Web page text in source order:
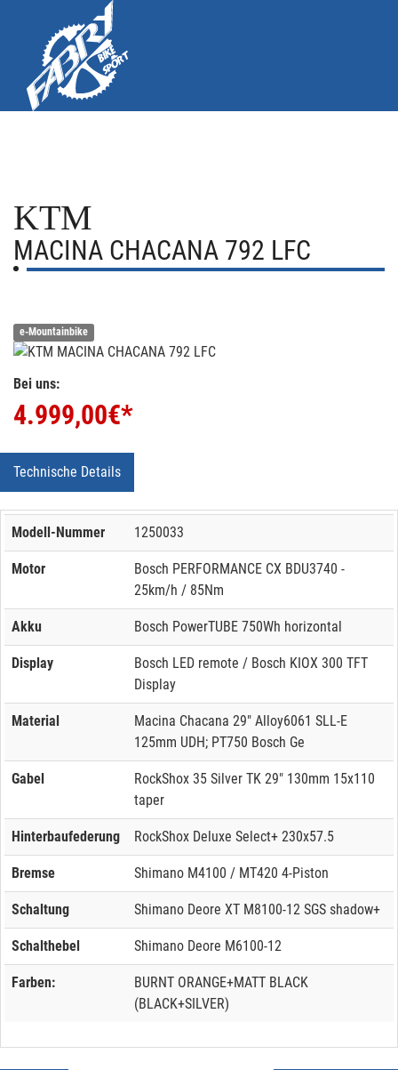
KTM
MACINA CHACANA 792 LFC
e-Mountainbike
Bei uns:
4.999,00€*
Technische Details
Modell-Nummer 1250033
Motor
Bosch PERFORMANCE CX BDU3740 -
25km/h / 85Nm
Akku Bosch PowerTUBE 750Wh horizontal
Display
Bosch LED remote / Bosch KIOX 300 TFT
Display
Material
Macina Chacana 29" Alloy6061 SLL-E
125mm UDH; PT750 Bosch Ge
Gabel
RockShox 35 Silver TK 29" 130mm 15x110
taper
Hinterbaufederung RockShox Deluxe Select+ 230x57.5
Bremse Shimano M4100 / MT420 4-Piston
Schaltung Shimano Deore XT M8100-12 SGS shadow+
Schalthebel Shimano Deore M6100-12
Farben:
BURNT ORANGE+MATT BLACK
(BLACK+SILVER)